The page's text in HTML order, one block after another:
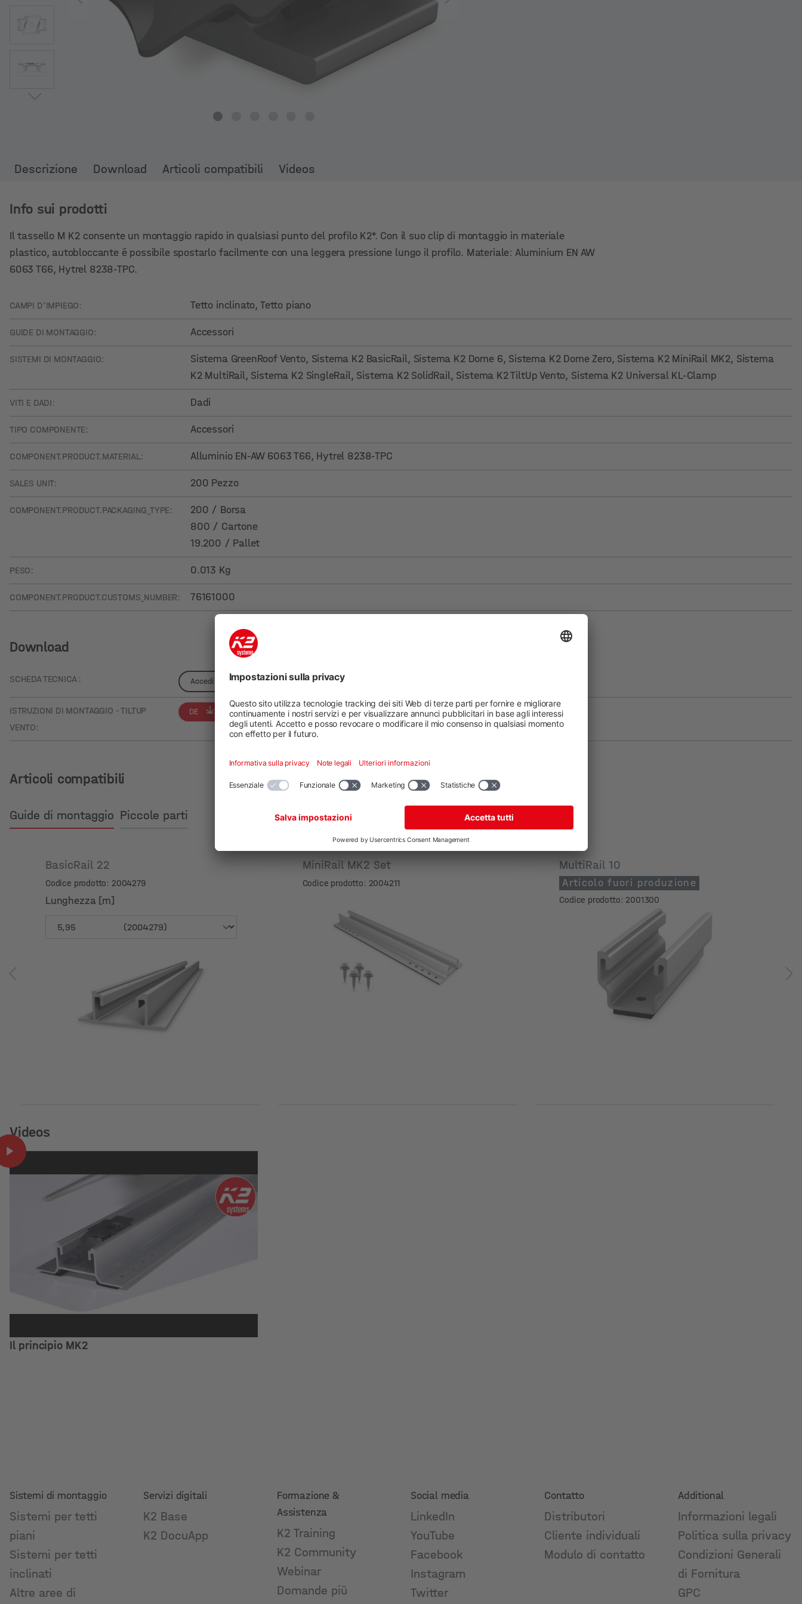
Descrizione Download Articoli compatibili Videos
Info sui prodotti
Il tassello M K2 consente un montaggio rapido in qualsiasi punto del profilo K2*. Con il suo clip di montaggio in materiale
plastico, autobloccante é possibile spostarlo facilmente con una leggera pressione lungo il profilo. Materiale: Aluminium EN AW
6063 T66, Hytrel 8238-TPC.
CAMPI D'IMPIEGO: Tetto inclinato, Tetto piano
GUIDE DI MONTAGGIO: Accessori
SISTEMI DI MONTAGGIO: Sistema GreenRoof Vento, Sistema K2 BasicRail, Sistema K2 Dome 6, Sistema K2 Dome Zero, Sistema K2 MiniRail MK2, Sistema
K2 MultiRail, Sistema K2 SingleRail, Sistema K2 SolidRail, Sistema K2 TiltUp Vento, Sistema K2 Universal KL-Clamp
VITI E DADI: Dadi
TIPO COMPONENTE: Accessori
COMPONENT.PRODUCT.MATERIAL: Alluminio EN-AW 6063 T66, Hytrel 8238-TPC
SALES UNIT: 200 Pezzo
COMPONENT.PRODUCT.PACKAGING_TYPE:
200 / Borsa
800 / Cartone
19.200 / Pallet
PESO: 0.013 Kg
COMPONENT.PRODUCT.CUSTOMS_NUMBER: 76161000
Download
SCHEDA TECNICA : Accedi per vedere i dettagli
ISTRUZIONI DI MONTAGGIO - TILTUP
VENTO:
DE EN ES FR IT PT
Articoli compatibili
Guide di montaggio Piccole parti
BasicRail 22
Codice prodotto: 2004279
Lunghezza [m]
Lunghezza [m]
MiniRail MK2 Set
Codice prodotto: 2004211
MultiRail 10
Articolo fuori produzione
Codice prodotto: 2001300
Videos
Il principio MK2
Sistemi di montaggio
Sistemi per tetti
piani
Sistemi per tetti
inclinati
Altre aree di
Servizi digitali
K2 Base
K2 DocuApp
Formazione &
Assistenza
K2 Training
K2 Community
Webinar
Domande più
Social media
LinkedIn
YouTube
Facebook
Instagram
Twitter
Contatto
Distributori
Cliente individuali
Modulo di contatto
Additional
Informazioni legali
Politica sulla privacy
Condizioni Generali
di Fornitura
GPC